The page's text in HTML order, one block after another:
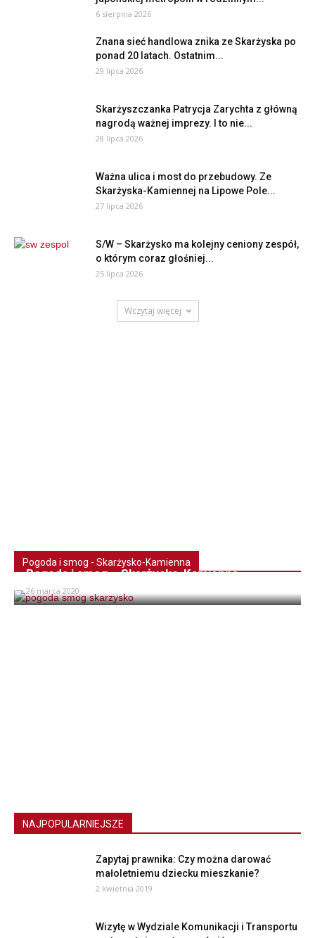
6 sierpnia 2026
Znana sieć handlowa znika ze Skarżyska po
ponad 20 latach. Ostatnim...
29 lipca 2026
Skarżyszczanka Patrycja Zarychta z główną
nagrodą ważnej imprezy. I to nie...
28 lipca 2026
Ważna ulica i most do przebudowy. Ze
Skarżyska-Kamiennej na Lipowe Pole...
27 lipca 2026
S/W – Skarżysko ma kolejny ceniony zespół,
o którym coraz głośniej...
25 lipca 2026
Wczytaj więcej
Pogoda i smog - Skarżysko-Kamienna
Pogoda i smog – Skarżysko-Kamienna
26 marca 2020
NAJPOPULARNIEJSZE
Zapytaj prawnika: Czy można darować
małoletniemu dziecku mieszkanie?
2 kwietnia 2019
Wizytę w Wydziale Komunikacji i Transportu